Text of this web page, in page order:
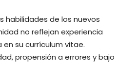
habilidades de los nuevos
no reflejan experiencia
su currículum vitae.
propensión a errores y bajo